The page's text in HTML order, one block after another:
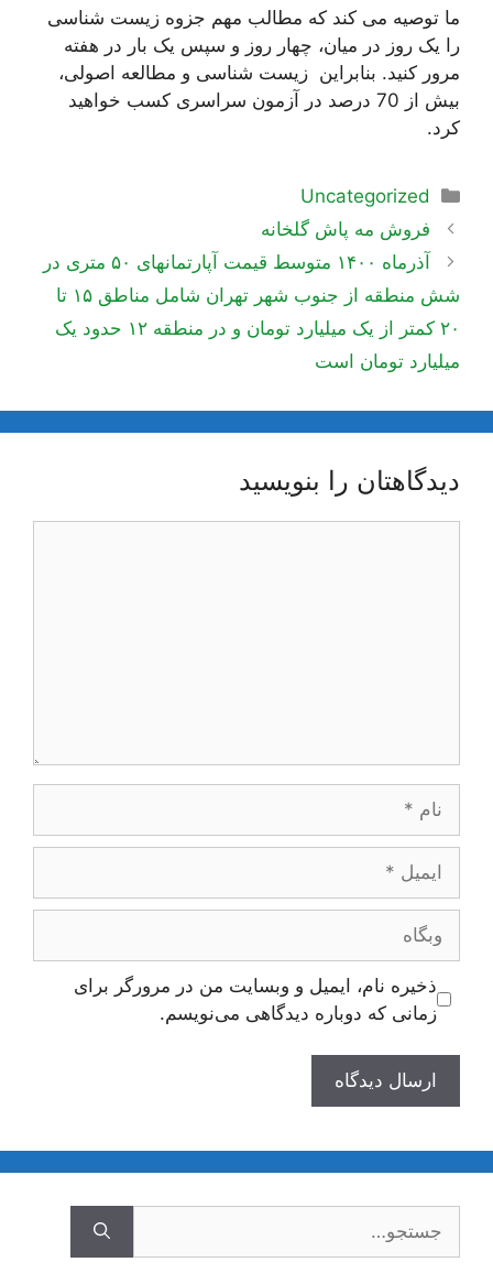
ما توصیه می کند که مطالب مهم جزوه زیست شناسی
را یک روز در میان، چهار روز و سپس یک بار در هفته
مرور کنید. بنابراین زیست شناسی و مطالعه اصولی،
بیش از 70 درصد در آزمون سراسری کسب خواهید
کرد.
دسته‌ها
Uncategorized
ناوبری
نوشته‌ها
فروش مه پاش گلخانه
آذرماه ۱۴۰۰ متوسط قیمت آپارتمانهای ۵۰ متری در
شش منطقه از جنوب شهر تهران شامل مناطق ۱۵ تا
۲۰ کمتر از یک میلیارد تومان و در منطقه ۱۲ حدود یک
میلیارد تومان است
دیدگاهتان را بنویسید
وبگاه
ذخیره نام، ایمیل و وبسایت من در مرورگر برای
زمانی که دوباره دیدگاهی می‌نویسم.